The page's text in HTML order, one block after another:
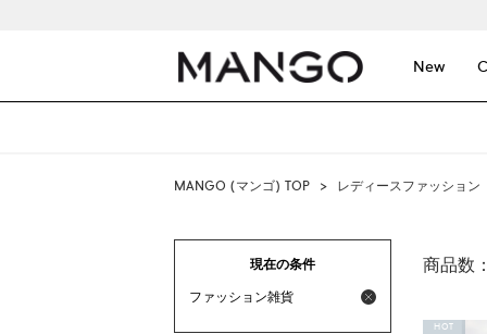
New
MANGO (マンゴ) TOP > レディースファッション
現在の条件
ファッション雑貨
商品数：
HOT